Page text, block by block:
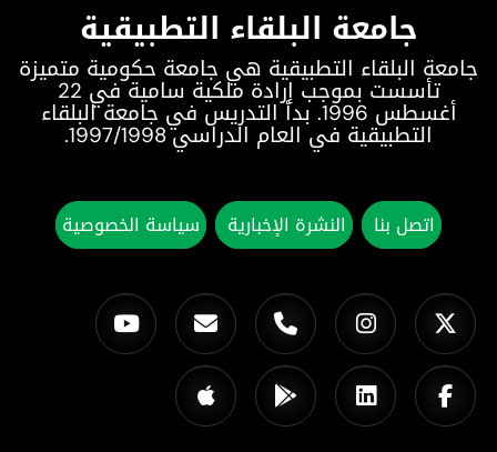
جامعة البلقاء التطبيقية
جامعة البلقاء التطبيقية هي جامعة حكومية متميزة
تأسست بموجب إرادة ملكية سامية في 22
أغسطس 1996. بدأ التدريس في جامعة البلقاء
التطبيقية في العام الدراسي 1997/1998.
اتصل بنا النشرة الإخبارية سياسة الخصوصية